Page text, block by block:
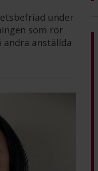
under
som rör
anställda